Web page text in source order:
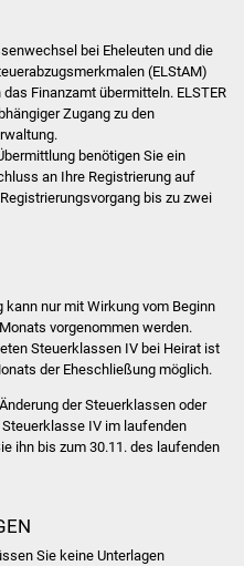
Selbsteintrag Vereine
Beirat Süßener Vereine
Schwäbischer Albtrauf
Route der
Industriekultur
Stadtseniorenrat
bei Eheleuten und die
(ELStAM)
Finanzamt übermitteln. ELSTER
Zugang zu den
benötigen Sie ein
an Ihre Registrierung auf
bis zu zwei
nur mit Wirkung vom Beginn
vorgenommen werden.
Steuerklassen IV bei Heirat ist
der Eheschließung möglich.
der Steuerklassen oder
IV im laufenden
ihn bis zum 30.11. des laufenden
Sie keine Unterlagen